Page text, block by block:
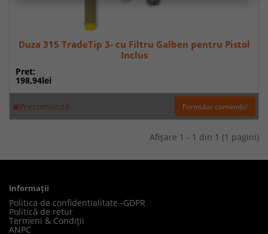
Duza 315 TradeTip 3- cu Filtru Galben pentru Pistol
Inclus
Pret:
198,94lei
Precomandă Formular comanda!
Afişare 1 - 1 din 1 (1 pagini)
Informaţii
Politica de confidentialitate -GDPR
Politică de retur
Termeni & Condiții
ANPC